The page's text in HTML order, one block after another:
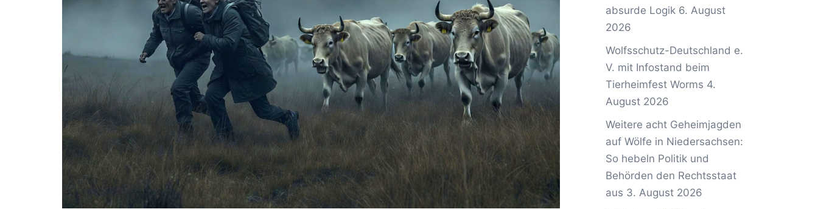
absurde Logik 6. August
2026
Wolfsschutz-Deutschland e.
V. mit Infostand beim
Tierheimfest Worms 4.
August 2026
Weitere acht Geheimjagden
auf Wölfe in Niedersachsen:
So hebeln Politik und
Behörden den Rechtsstaat
aus 3. August 2026